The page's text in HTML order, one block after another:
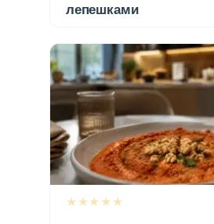
лепешками
★★★★★